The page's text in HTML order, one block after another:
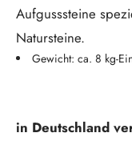
Aufgusssteine
Natursteine.
Gewicht: ca. 8 kg-
in Deutschland